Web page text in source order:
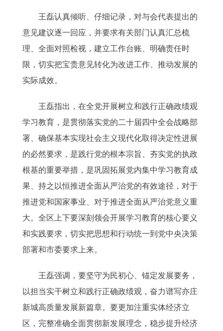
王磊认真倾听、仔细记录，对与会代表提出的
意见建议逐一回应，并要求有关部门认真汇总梳
理、全面对照检视，建立工作台账、明确责任时
限，切实把宝贵意见转化为改进工作、推动发展的
实际成效。
王磊指出，在全党开展树立和践行正确政绩观
学习教育，是贯彻落实党的二十届四中全会战略部
署、确保基本实现社会主义现代化取得决定性进展
的必然要求，是践行党的根本宗旨、夯实党的执政
根基的重要举措，是巩固拓展党内集中学习教育成
果、持之以恒推进全面从严治党的有效途径，对于
推进党和国家事业、对于推进全面从严治党意义重
大。全区上下要深刻领会开展学习教育的核心要义
和实践要求，切实把思想和行动统一到党中央决策
部署和市委要求上来。
王磊强调，要坚守为民初心、锚定发展要务，
以担当实干树立和践行正确政绩观，奋力谱写亦庄
新城高质量发展新篇章。要更加注重实体经济立
区，完整准确全面贯彻新发展理念，稳步提升经济